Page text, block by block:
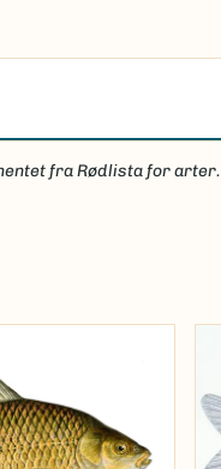
fra Rødlista for arter.